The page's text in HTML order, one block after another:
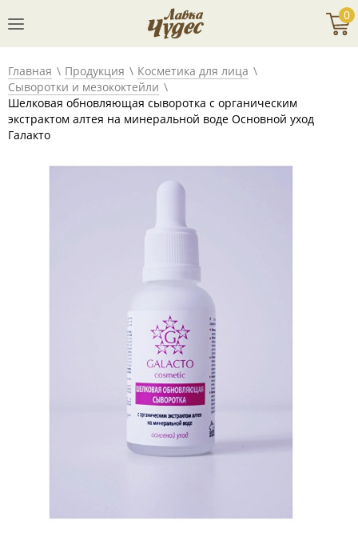
0
Главная Продукция
Косметика для лица
Сыворотки и мезококтейли
Шелковая обновляющая сыворотка c органическим
экстрактом алтея на минеральной воде Основной уход
Галакто